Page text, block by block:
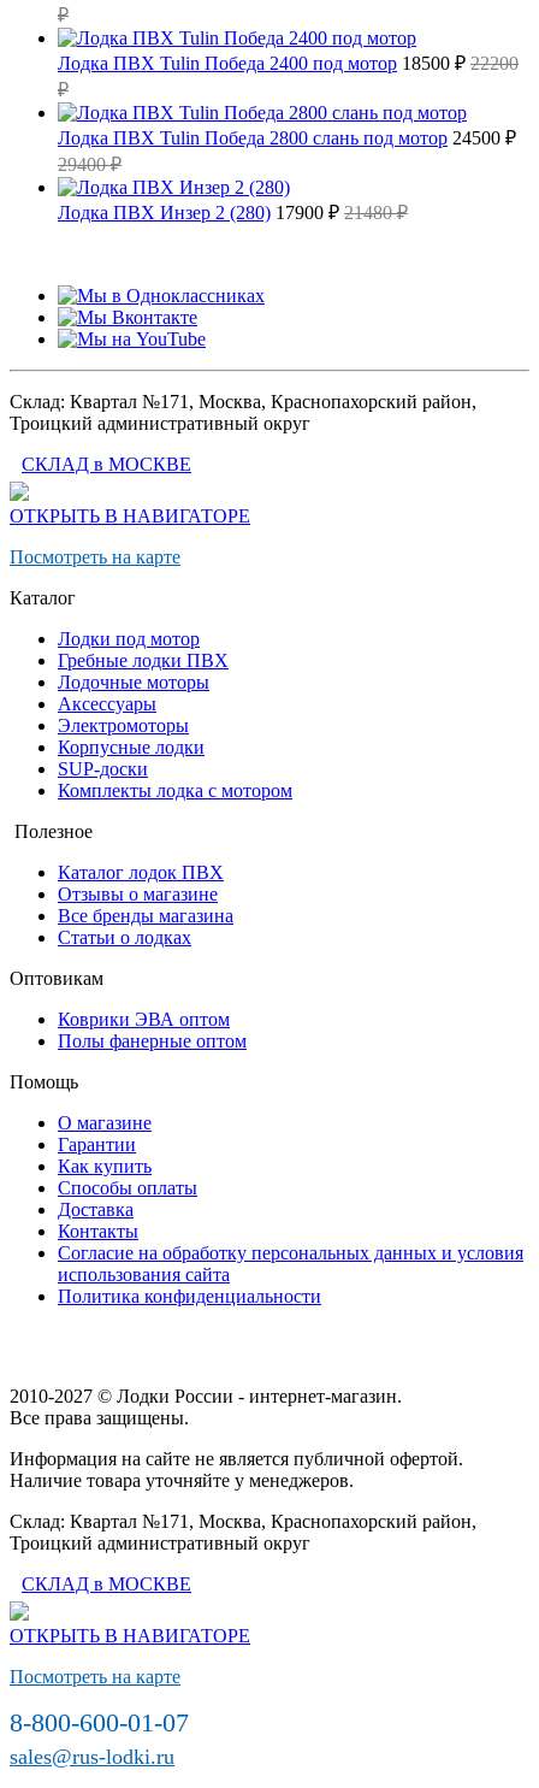
₽
Лодка ПВХ Tulin Победа 2400 под мотор 18500 ₽ 22200
₽
Лодка ПВХ Tulin Победа 2800 слань под мотор 24500 ₽
29400 ₽
Лодка ПВХ Инзер 2 (280) 17900 ₽ 21480 ₽
Склад: Квартал №171, Москва, Краснопахорский район,
Троицкий административный округ
СКЛАД в МОСКВЕ
ОТКРЫТЬ В НАВИГАТОРЕ
Посмотреть на карте
Каталог
Лодки под мотор
Гребные лодки ПВХ
Лодочные моторы
Аксессуары
Электромоторы
Корпусные лодки
SUP-доски
Комплекты лодка с мотором
Полезное
Каталог лодок ПВХ
Отзывы о магазине
Все бренды магазина
Статьи о лодках
Оптовикам
Коврики ЭВА оптом
Полы фанерные оптом
Помощь
О магазине
Гарантии
Как купить
Способы оплаты
Доставка
Контакты
Согласие на обработку персональных данных и условия
использования сайта
Политика конфиденциальности
2010-2027 © Лодки России - интернет-магазин.
Все права защищены.
Информация на сайте не является публичной офертой.
Наличие товара уточняйте у менеджеров.
Склад: Квартал №171, Москва, Краснопахорский район,
Троицкий административный округ
СКЛАД в МОСКВЕ
ОТКРЫТЬ В НАВИГАТОРЕ
Посмотреть на карте
8-800-600-01-07
sales@rus-lodki.ru